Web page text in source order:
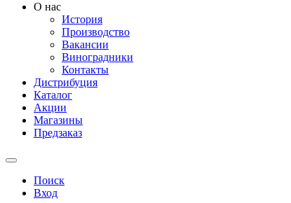
О нас
История
Производство
Вакансии
Виноградники
Контакты
Дистрибуция
Каталог
Акции
Магазины
Предзаказ
Поиск
Вход